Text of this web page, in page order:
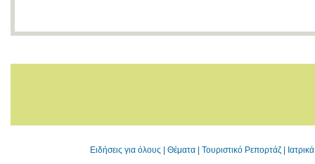
Ειδήσεις για όλους |Θέματα |Τουριστικό Ρεπορτάζ